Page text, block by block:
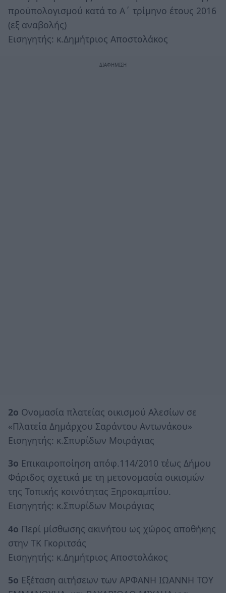
προϋπολογισμού κατά το Α΄ τρίμηνο έτους 2016
(εξ αναβολής)
Εισηγητής: κ.Δημήτριος Αποστολάκος
2ο Ονομασία πλατείας οικισμού Αλεσίων σε
«Πλατεία Δημάρχου Σαράντου Αντωνάκου»
Εισηγητής: κ.Σπυρίδων Μοιράγιας
3ο Επικαιροποίηση απόφ.114/2010 τέως Δήμου
Φάριδος σχετικά με τη μετονομασία οικισμών
της Τοπικής κοινότητας Ξηροκαμπίου.
Εισηγητής: κ.Σπυρίδων Μοιράγιας
4ο Περί μίσθωσης ακινήτου ως χώρος αποθήκης
στην ΤΚ Γκοριτσάς
Εισηγητής: κ.Δημήτριος Αποστολάκος
5ο Εξέταση αιτήσεων των ΑΡΦΑΝΗ ΙΩΑΝΝΗ ΤΟΥ